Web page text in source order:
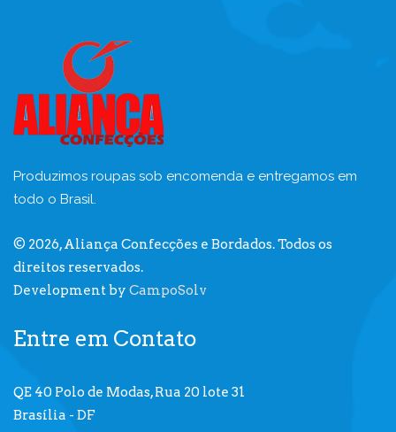
Produzimos roupas sob encomenda e entregamos em
todo o Brasil.
© 2026, Aliança Confecções e Bordados. Todos os
direitos reservados.
Development by CampoSolv
Entre em Contato
QE 40 Polo de Modas, Rua 20 lote 31
Brasília - DF